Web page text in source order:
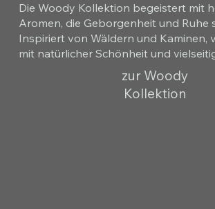
Die Woody Kollektion begeistert mit
Aromen, die Geborgenheit und Ruhe
Inspiriert von Wäldern und Kaminen,
mit natürlicher Schönheit und
zur Woody
Kollektion